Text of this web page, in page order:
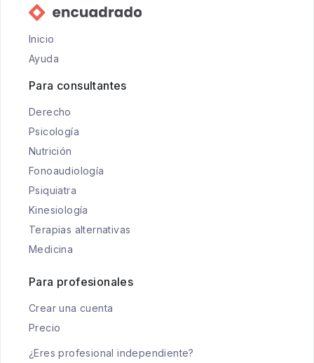
Inicio
Ayuda
Para consultantes
Derecho
Psicología
Nutrición
Fonoaudiología
Psiquiatra
Kinesiología
Terapias alternativas
Medicina
Para profesionales
Crear una cuenta
Precio
¿Eres profesional independiente?